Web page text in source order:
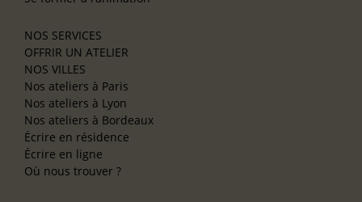
NOS SERVICES
OFFRIR UN ATELIER
NOS VILLES
Nos ateliers à Paris
Nos ateliers à Lyon
Nos ateliers à Bordeaux
Écrire en résidence
Écrire en ligne
Où nous trouver ?